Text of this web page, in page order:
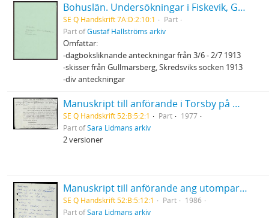
Bohuslän. Undersökningar i Fiskevik, Gullmarsberg m.m. (1912) - 1913, anteckningar, planer
SE Q Handskrift 7A:D:2:10:1
Part
Part ofGustaf Hallströms arkiv
Omfattar:
-dagboksliknande anteckningar från 3/6 - 2/7 1913
-skisser från Gullmarsberg, Skredsviks socken 1913
-div anteckningar
Manuskript till anförande i Torsby på miljögruppens upplysnings - och protestdagar 18-19/6 1977
SE Q Handskrift 52:B:5:2:1 Part
1977
Part ofSara Lidmans arkiv
2 versioner
Manuskript till anförande ang utomparlamentariska aktioner (stoppa gifttågen)
SE Q Handskrift 52:B:5:12:1 Part
1986
Part ofSara Lidmans arkiv